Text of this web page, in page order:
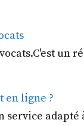
un
en ligne ?
service